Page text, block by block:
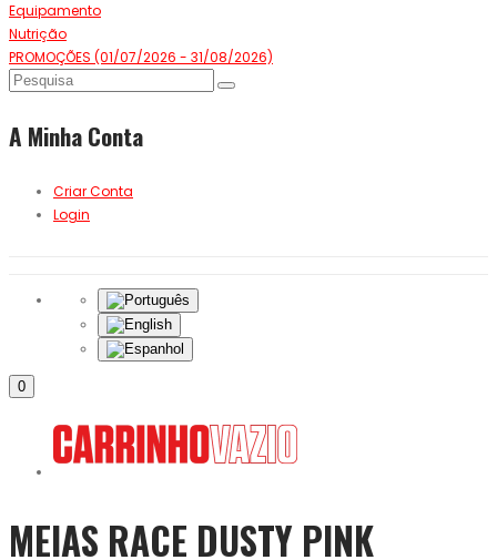
Equipamento
Nutrição
PROMOÇÕES (01/07/2026 - 31/08/2026)
A Minha Conta
Criar Conta
Login
0
MEIAS RACE DUSTY PINK